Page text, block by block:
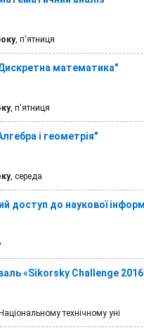
, п'ятниця
математика"
, п'ятниця
і геометрія"
, середа
доступ до наукової
«Sikorsky Challenge
технічному уні